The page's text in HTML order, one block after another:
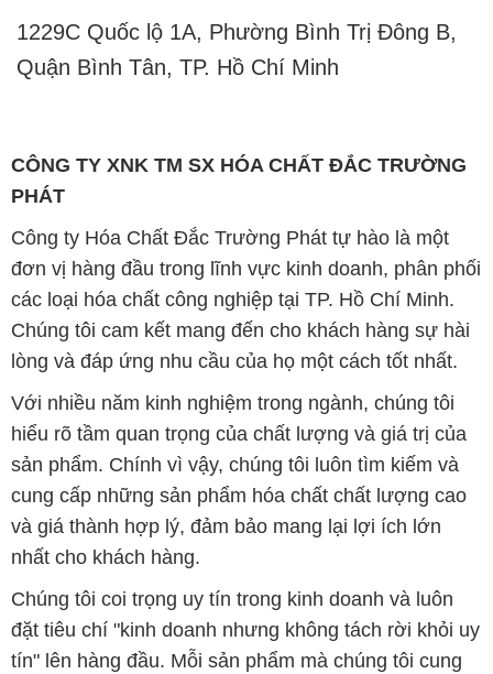
1229C Quốc lộ 1A, Phường Bình Trị Đông B,
Quận Bình Tân, TP. Hồ Chí Minh
CÔNG TY XNK TM SX HÓA CHẤT ĐẮC TRƯỜNG
PHÁT
Công ty Hóa Chất Đắc Trường Phát tự hào là một
đơn vị hàng đầu trong lĩnh vực kinh doanh, phân phối
các loại hóa chất công nghiệp tại TP. Hồ Chí Minh.
Chúng tôi cam kết mang đến cho khách hàng sự hài
lòng và đáp ứng nhu cầu của họ một cách tốt nhất.
Với nhiều năm kinh nghiệm trong ngành, chúng tôi
hiểu rõ tầm quan trọng của chất lượng và giá trị của
sản phẩm. Chính vì vậy, chúng tôi luôn tìm kiếm và
cung cấp những sản phẩm hóa chất chất lượng cao
và giá thành hợp lý, đảm bảo mang lại lợi ích lớn
nhất cho khách hàng.
Chúng tôi coi trọng uy tín trong kinh doanh và luôn
đặt tiêu chí "kinh doanh nhưng không tách rời khỏi uy
tín" lên hàng đầu. Mỗi sản phẩm mà chúng tôi cung